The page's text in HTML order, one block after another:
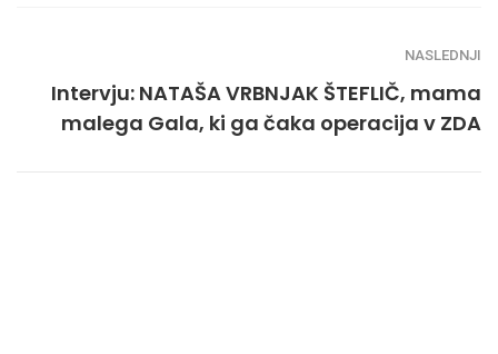
NASLEDNJI
Intervju: NATAŠA VRBNJAK ŠTEFLIČ, mama
malega Gala, ki ga čaka operacija v ZDA